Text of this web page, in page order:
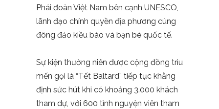
Phái đoàn Việt Nam bên cạnh UNESCO,
lãnh đạo chính quyền địa phương cùng
đông đảo kiều bào và bạn bè quốc tế.
Sự kiện thường niên được cộng đồng trìu
mến gọi là “Tết Baltard” tiếp tục khẳng
định sức hút khi có khoảng 3.000 khách
tham dự, với 600 tình nguyện viên tham